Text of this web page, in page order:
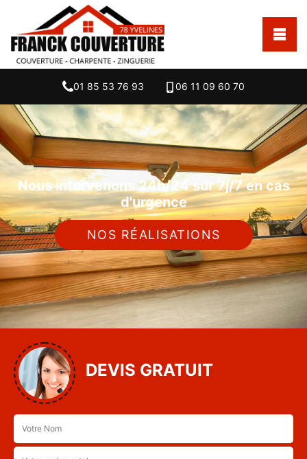
01 85 53 76 93 06 11 09 60 70
Nous intervenons 24h/24 sur 7j/7 en cas
d'urgence
NOS RÉALISATIONS
DEVIS GRATUIT